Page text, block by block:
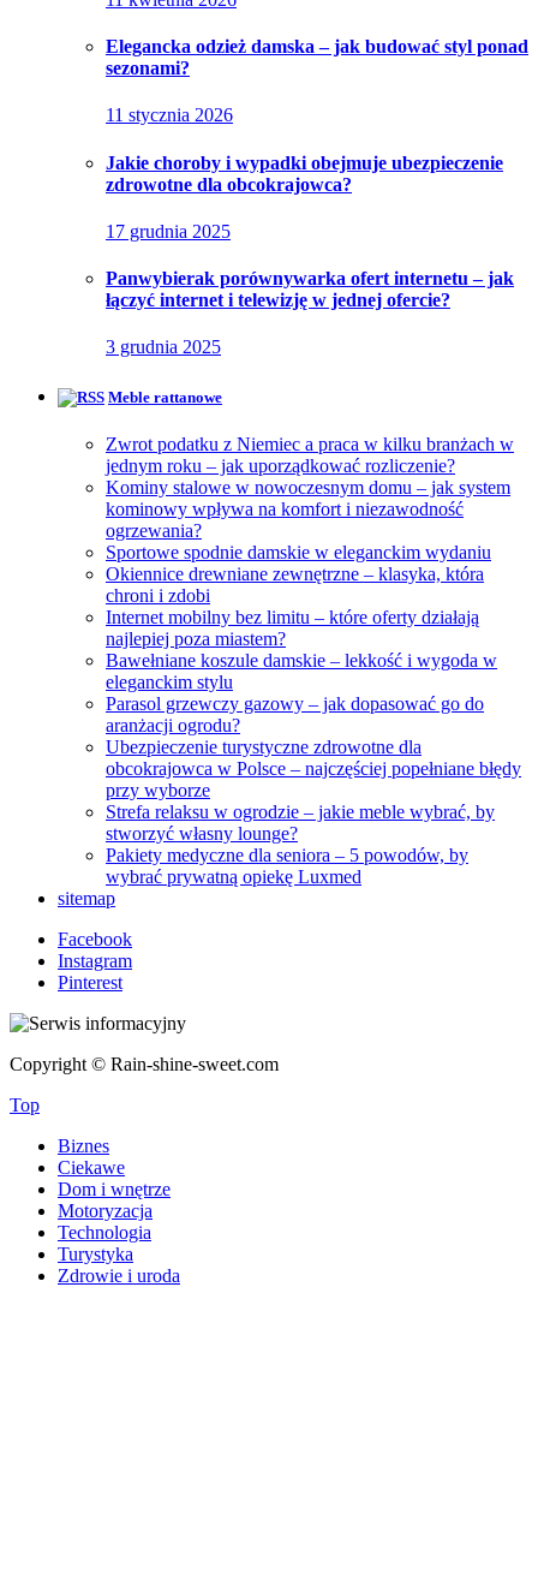
Elegancka odzież damska – jak budować styl ponad
sezonami?
11 stycznia 2026
Jakie choroby i wypadki obejmuje ubezpieczenie
zdrowotne dla obcokrajowca?
17 grudnia 2025
Panwybierak porównywarka ofert internetu – jak
łączyć internet i telewizję w jednej ofercie?
3 grudnia 2025
Meble rattanowe
Zwrot podatku z Niemiec a praca w kilku branżach w
jednym roku – jak uporządkować rozliczenie?
Kominy stalowe w nowoczesnym domu – jak system
kominowy wpływa na komfort i niezawodność
ogrzewania?
Sportowe spodnie damskie w eleganckim wydaniu
Okiennice drewniane zewnętrzne – klasyka, która
chroni i zdobi
Internet mobilny bez limitu – które oferty działają
najlepiej poza miastem?
Bawełniane koszule damskie – lekkość i wygoda w
eleganckim stylu
Parasol grzewczy gazowy – jak dopasować go do
aranżacji ogrodu?
Ubezpieczenie turystyczne zdrowotne dla
obcokrajowca w Polsce – najczęściej popełniane błędy
przy wyborze
Strefa relaksu w ogrodzie – jakie meble wybrać, by
stworzyć własny lounge?
Pakiety medyczne dla seniora – 5 powodów, by
wybrać prywatną opiekę Luxmed
sitemap
Facebook
Instagram
Pinterest
Copyright © Rain-shine-sweet.com
Top
Biznes
Ciekawe
Dom i wnętrze
Motoryzacja
Technologia
Turystyka
Zdrowie i uroda